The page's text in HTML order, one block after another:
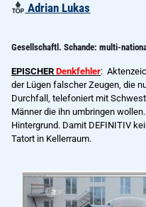
Adrian Lukas
Gesellschaftl. Schande: multi-
EPISCHER Denkfehler:
der Lügen falscher Zeugen, die
Durchfall, telefoniert mit
Männer die ihn umbringen
Hintergrund. Damit DEFINITIV
Tatort in Kellerraum.